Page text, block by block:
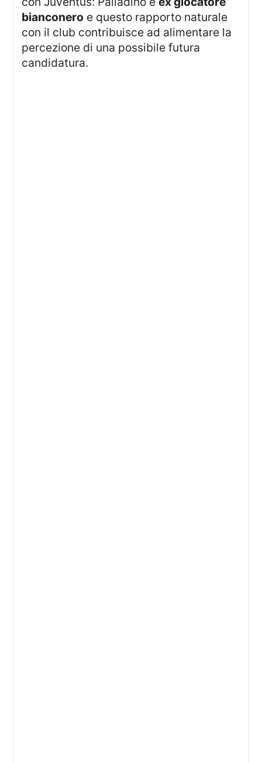
bianconero e questo rapporto naturale
con il club contribuisce ad alimentare la
percezione di una possibile futura
candidatura.